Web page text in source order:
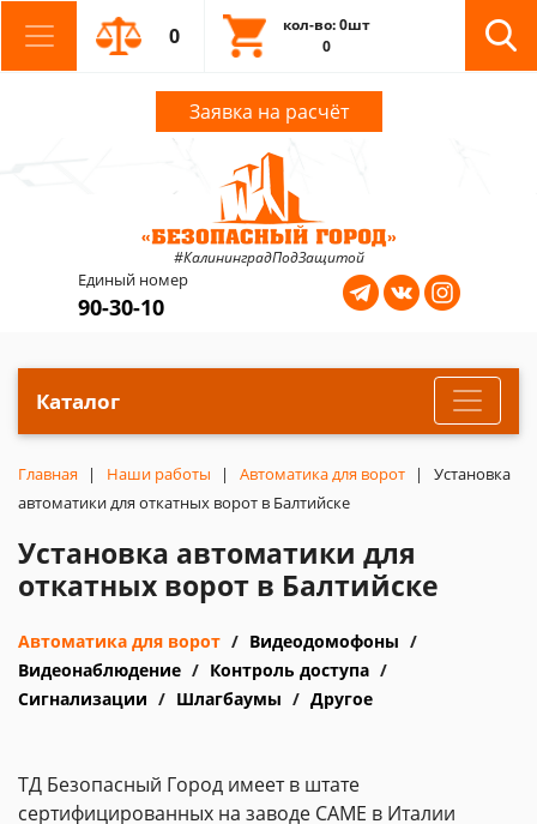
0
кол-во: 0шт
0
Заявка на расчёт
#КалининградПодЗащитой
Единый номер
90-30-10
Каталог
Главная Наши работы Автоматика для ворот
Установка
автоматики для откатных ворот в Балтийске
Установка автоматики для
откатных ворот в Балтийске
Автоматика для ворот
Видеодомофоны
Видеонаблюдение
Контроль доступа
Сигнализации
Шлагбаумы Другое
ТД Безопасный Город имеет в штате
сертифицированных на заводе CAME в Италии